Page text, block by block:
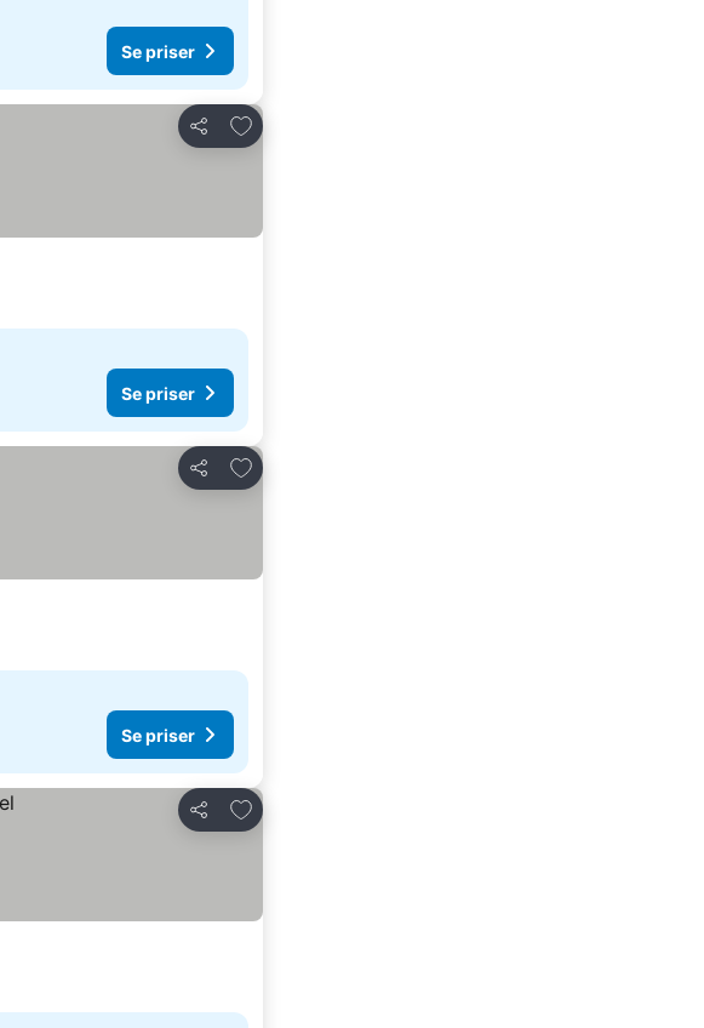
Se priser
Dela
Lägg till i Mina Favoriter
Se priser
Dela
Lägg till i Mina Favoriter
Se priser
Dela
Lägg till i Mina Favoriter